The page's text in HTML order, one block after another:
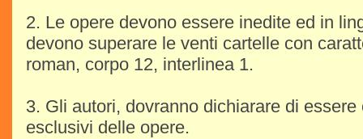
2. Le opere devono essere inedite ed in
devono superare le venti cartelle con
roman, corpo 12, interlinea 1.
3. Gli autori, dovranno dichiarare di
esclusivi delle opere.